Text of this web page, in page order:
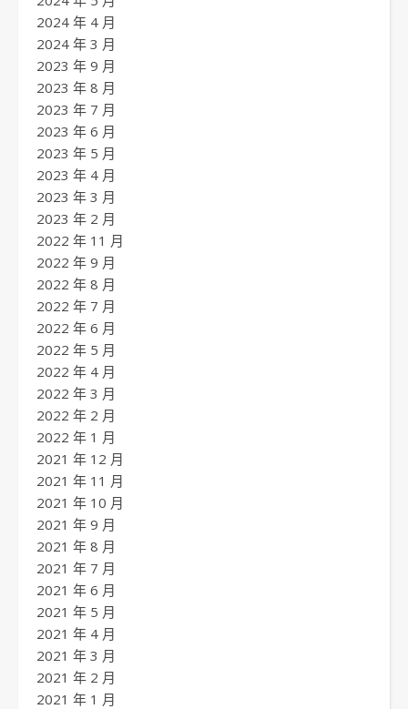
2024 年 4 月
2024 年 3 月
2023 年 9 月
2023 年 8 月
2023 年 7 月
2023 年 6 月
2023 年 5 月
2023 年 4 月
2023 年 3 月
2023 年 2 月
2022 年 11 月
2022 年 9 月
2022 年 8 月
2022 年 7 月
2022 年 6 月
2022 年 5 月
2022 年 4 月
2022 年 3 月
2022 年 2 月
2022 年 1 月
2021 年 12 月
2021 年 11 月
2021 年 10 月
2021 年 9 月
2021 年 8 月
2021 年 7 月
2021 年 6 月
2021 年 5 月
2021 年 4 月
2021 年 3 月
2021 年 2 月
2021 年 1 月